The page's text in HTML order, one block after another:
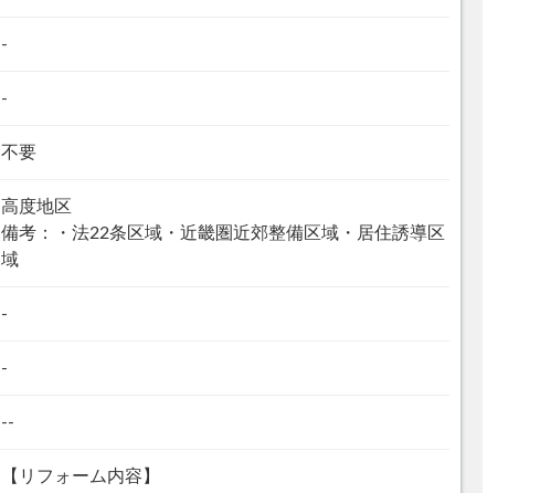
-
-
不要
高度地区
備考：・法22条区域・近畿圏近郊整備区域・居住誘導区
域
-
-
--
【リフォーム内容】